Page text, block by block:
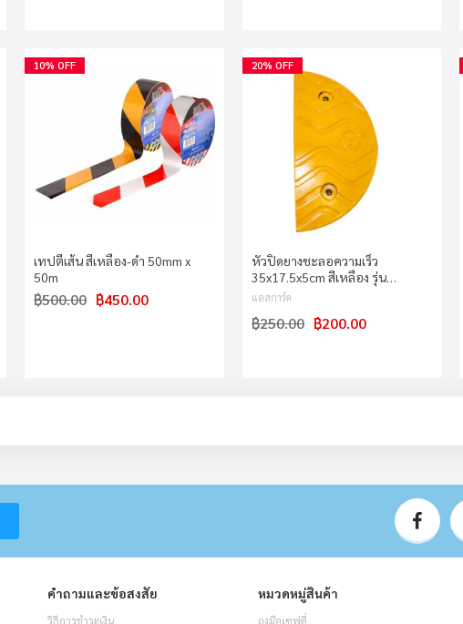
10% OFF
เทปตีเส้น สีเหลือง-ดำ 50mm x
50m
฿450.00
฿500.00
20% OFF
หัวปิดยางชะลอความเร็ว
35x17.5x5cm สีเหลือง รุ่น…
แอสการ์ด
฿200.00
฿250.00
คำถามและข้อสงสัย
วิธีการชำระเงิน
หมวดหมู่สินค้า
ถุงมือเซฟตี้